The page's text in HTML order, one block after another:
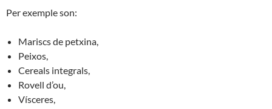
Per exemple son:
Mariscs de petxina,
Peixos,
Cereals integrals,
Rovell d’ou,
Vísceres,